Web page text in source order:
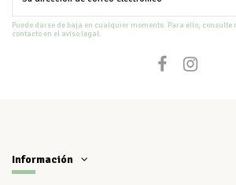
Puede darse de baja en cualquier momento. Para ello,
contacto en el aviso legal.
Información